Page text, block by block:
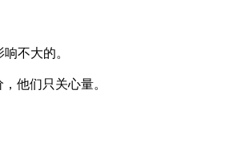
不大的。
他们只关心量。